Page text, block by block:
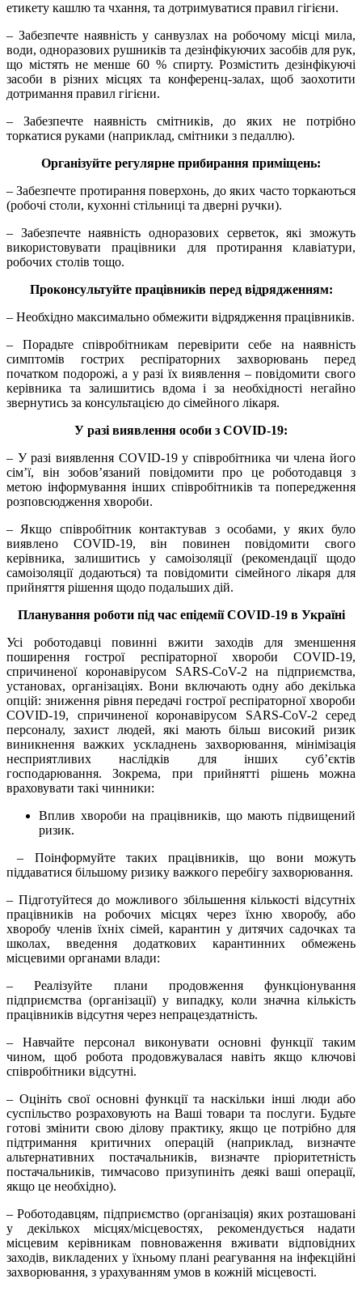
етикету кашлю та чхання, та дотримуватися правил гігієни.
– Забезпечте наявність у санвузлах на робочому місці мила,
води, одноразових рушників та дезінфікуючих засобів для рук,
що містять не менше 60 % спирту. Розмістить дезінфікуючі
засоби в різних місцях та конференц-залах, щоб заохотити
дотримання правил гігієни.
– Забезпечте наявність смітників, до яких не потрібно
торкатися руками (наприклад, смітники з педаллю).
Організуйте регулярне прибирання приміщень:
– Забезпечте протирання поверхонь, до яких часто торкаються
(робочі столи, кухонні стільниці та дверні ручки).
– Забезпечте наявність одноразових серветок, які зможуть
використовувати працівники для протирання клавіатури,
робочих столів тощо.
Проконсультуйте працівників перед відрядженням:
– Необхідно максимально обмежити відрядження працівників.
– Порадьте співробітникам перевірити себе на наявність
симптомів гострих респіраторних захворювань перед
початком подорожі, а у разі їх виявлення – повідомити свого
керівника та залишитись вдома і за необхідності негайно
звернутись за консультацією до сімейного лікаря.
У разі виявлення особи з COVID-19:
– У разі виявлення COVID-19 у співробітника чи члена його
сім’ї, він зобов’язаний повідомити про це роботодавця з
метою інформування інших співробітників та попередження
розповсюдження хвороби.
– Якщо співробітник контактував з особами, у яких було
виявлено COVID-19, він повинен повідомити свого
керівника, залишитись у самоізоляції (рекомендації щодо
самоізоляції додаються) та повідомити сімейного лікаря для
прийняття рішення щодо подальших дій.
Планування роботи під час епідемії COVID-19 в Україні
Усі роботодавці повинні вжити заходів для зменшення
поширення гострої респіраторної хвороби COVID-19,
спричиненої коронавірусом SARS-CoV-2 на підприємства,
установах, організаціях. Вони включають одну або декілька
опцій: зниження рівня передачі гострої респіраторної хвороби
COVID-19, спричиненої коронавірусом SARS-CoV-2 серед
персоналу, захист людей, які мають більш високий ризик
виникнення важких ускладнень захворювання, мінімізація
несприятливих наслідків для інших суб’єктів
господарювання. Зокрема, при прийнятті рішень можна
враховувати такі чинники:
Вплив хвороби на працівників, що мають підвищений
ризик.
– Поінформуйте таких працівників, що вони можуть
піддаватися більшому ризику важкого перебігу захворювання.
– Підготуйтеся до можливого збільшення кількості відсутніх
працівників на робочих місцях через їхню хворобу, або
хворобу членів їхніх сімей, карантин у дитячих садочках та
школах, введення додаткових карантинних обмежень
місцевими органами влади:
– Реалізуйте плани продовження функціонування
підприємства (організації) у випадку, коли значна кількість
працівників відсутня через непрацездатність.
– Навчайте персонал виконувати основні функції таким
чином, щоб робота продовжувалася навіть якщо ключові
співробітники відсутні.
– Оцініть свої основні функції та наскільки інші люди або
суспільство розраховують на Ваші товари та послуги. Будьте
готові змінити свою ділову практику, якщо це потрібно для
підтримання критичних операцій (наприклад, визначте
альтернативних постачальників, визначте пріоритетність
постачальників, тимчасово призупиніть деякі ваші операції,
якщо це необхідно).
– Роботодавцям, підприємство (організація) яких розташовані
у декількох місцях/місцевостях, рекомендується надати
місцевим керівникам повноваження вживати відповідних
заходів, викладених у їхньому плані реагування на інфекційні
захворювання, з урахуванням умов в кожній місцевості.